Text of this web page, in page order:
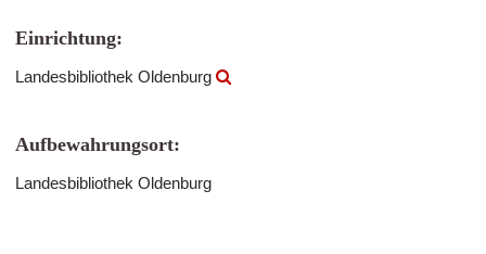
Einrichtung:
Landesbibliothek Oldenburg
Aufbewahrungsort:
Landesbibliothek Oldenburg